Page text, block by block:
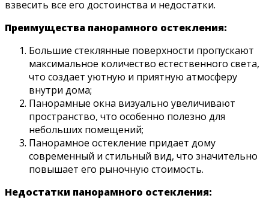
взвесить все его достоинства и недостатки.
Преимущества панорамного остекления:
Большие стеклянные поверхности пропускают
максимальное количество естественного света,
что создает уютную и приятную атмосферу
внутри дома;
Панорамные окна визуально увеличивают
пространство, что особенно полезно для
небольших помещений;
Панорамное остекление придает дому
современный и стильный вид, что значительно
повышает его рыночную стоимость.
Недостатки панорамного остекления: